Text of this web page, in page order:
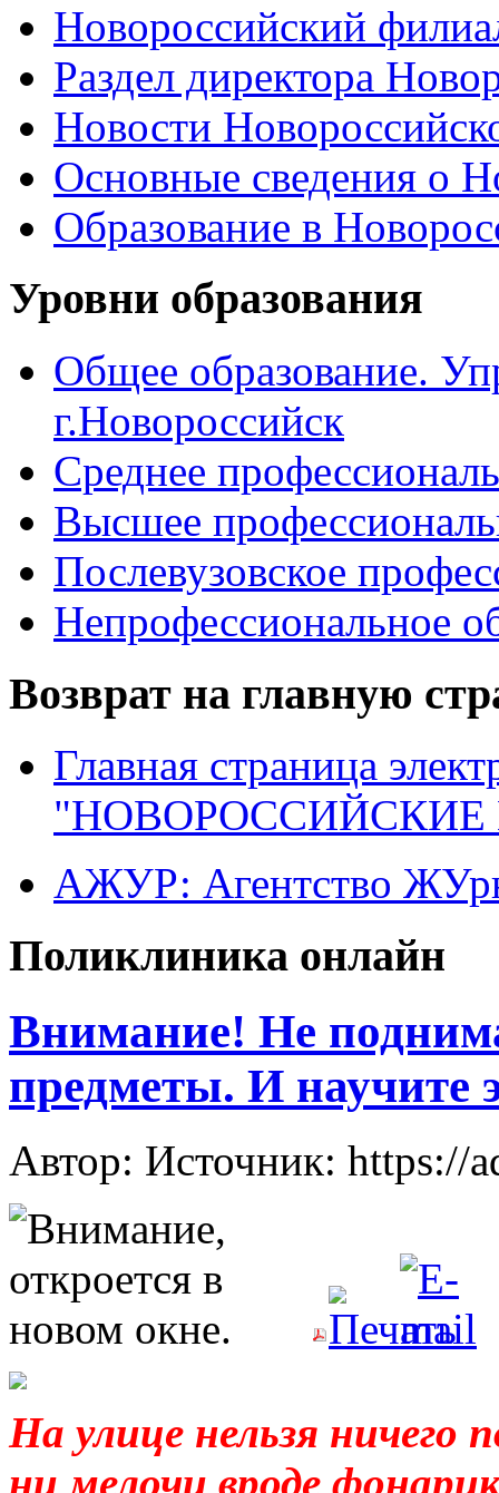
Новороссийский
Раздел директора
Новости
Основные сведения о
Образование в
Уровни образования
Общее образование.
г.Новороссийск
Среднее
Высшее
Послевузовское
Непрофессиональное
Возврат на главную
Главная страница
"НОВОРОССИЙСКИЕ
АЖУР: Агентство
Поликлиника онлайн
Внимание! Не
предметы. И научите
Автор: Источник: https://
На улице нельзя ничего
ни мелочи вроде